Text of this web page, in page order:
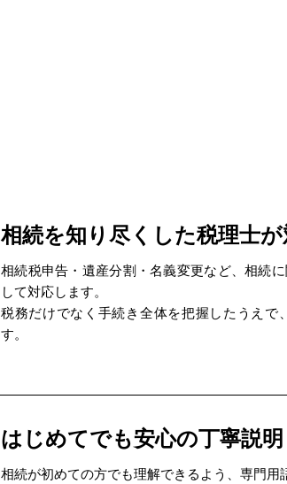
相続を知り尽くした税理士が
相続税申告・遺産分割・名義変更など、相続
して対応します。
税務だけでなく手続き全体を把握したうえで
す。
はじめてでも安心の丁寧説明
相続が初めての方でも理解できるよう、専門用